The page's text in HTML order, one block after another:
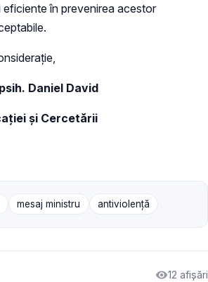
eficiente în prevenirea acestor
Daniel David
și Cercetării
mesaj ministru antiviolență
12 afișări